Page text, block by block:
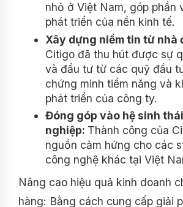
nhỏ ở Việt Nam, góp phần
phát triển của nền kinh tế.
Xây dựng niềm tin từ nhà
Citigo đã thu hút được sự
và đầu tư từ các quỹ đầu
chứng minh tiềm năng và
phát triển của công ty.
Đóng góp vào hệ sinh
nghiệp: Thành công của
nguồn cảm hứng cho các
công nghệ khác tại Việt
Nâng cao hiệu quả kinh doanh
hàng: Bằng cách cung cấp giải